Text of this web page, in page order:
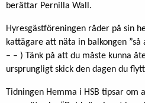
berättar Pernilla Wall.
Hyresgästföreningen råder på sin
kattägare att näta in balkongen
– – ) Tänk på att du måste kunna
ursprungligt skick den dagen du
Tidningen Hemma i HSB tipsar om